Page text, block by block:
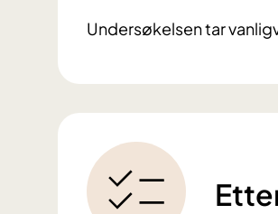
Undersøkelsen tar